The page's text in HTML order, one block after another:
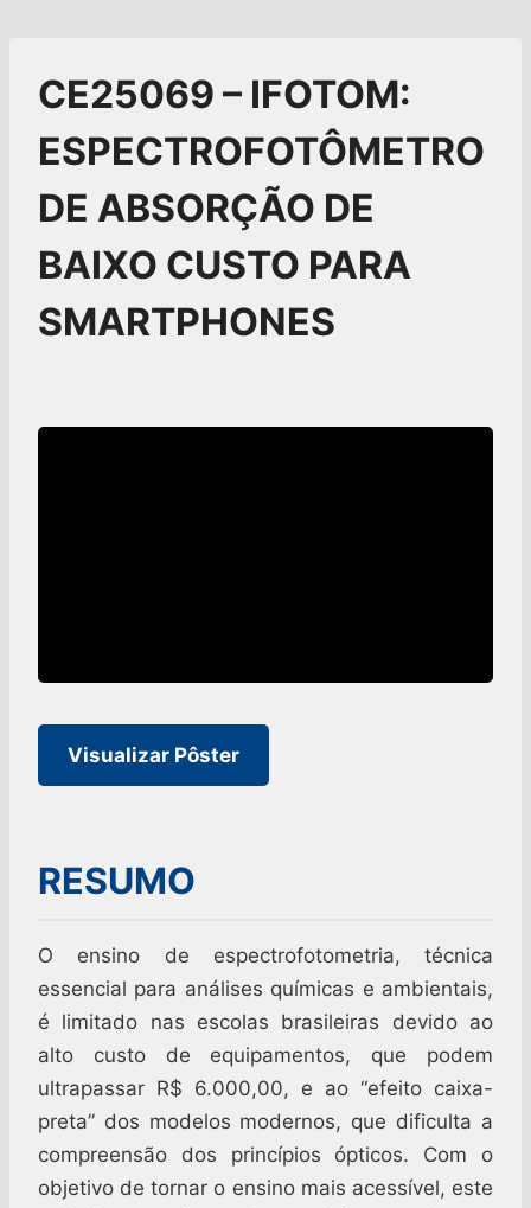
CE25069 – IFOTOM:
ESPECTROFOTÔMETRO
DE ABSORÇÃO DE
BAIXO CUSTO PARA
SMARTPHONES
Visualizar Pôster
RESUMO
O ensino de espectrofotometria, técnica
essencial para análises químicas e ambientais,
é limitado nas escolas brasileiras devido ao
alto custo de equipamentos, que podem
ultrapassar R$ 6.000,00, e ao “efeito caixa-
preta” dos modelos modernos, que dificulta a
compreensão dos princípios ópticos. Com o
objetivo de tornar o ensino mais acessível, este